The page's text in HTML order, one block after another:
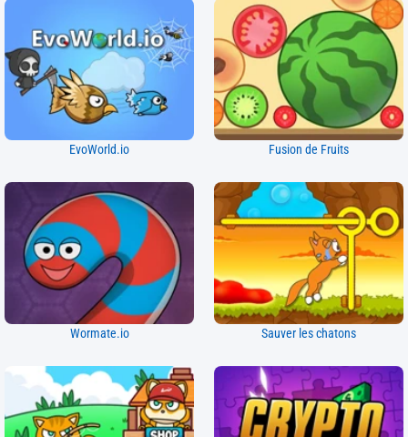
EvoWorld.io Fusion de Fruits
Wormate.io Sauver les chatons